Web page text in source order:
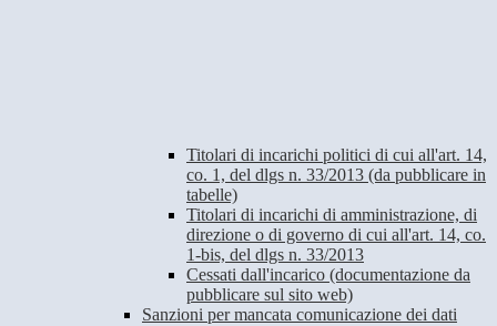
Titolari di incarichi politici di cui all'art. 14,
co. 1, del dlgs n. 33/2013 (da pubblicare in
tabelle)
Titolari di incarichi di amministrazione, di
direzione o di governo di cui all'art. 14, co.
1-bis, del dlgs n. 33/2013
Cessati dall'incarico (documentazione da
pubblicare sul sito web)
Sanzioni per mancata comunicazione dei dati